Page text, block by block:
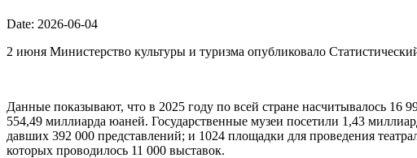
Date: 2026-06-04
2 июня Министерство культуры и туризма опубликовало
Данные показывают, что в 2025 году по всей стране насчитывалось 16
554,49 миллиарда юаней. Государственные музеи посетили 1,43
давших 392 000 представлений; и 1024 площадки для проведения
которых проводилось 11 000 выставок.